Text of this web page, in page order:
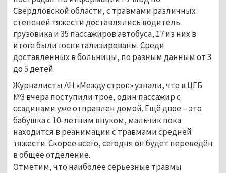
Свердловской области,с травмами различных
степеней тяжести доставлялись водитель
грузовика и 35 пассажиров автобуса, 17 из них в
итоге были госпитализированы. Среди
доставленных в больницы, по разным данным от 3
до 5 детей.
Журналисты АН «Между строк» узнали, что в ЦГБ
№3 вчера поступили трое, один пассажир с
ссадинами уже отправлен домой. Ещё двое – это
бабушка с 10-летним внуком, мальчик пока
находится в реанимации с травмами средней
тяжести. Скорее всего, сегодня он будет переведён
в общее отделение.
Отметим, что наиболее серьёзные травмы